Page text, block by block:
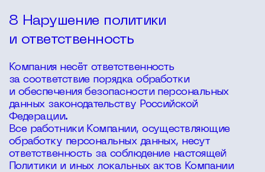
8 Нарушение политики
и ответственность
Компания несёт ответственность
за соответствие порядка обработки
и обеспечения безопасности персональных
данных законодательству Российской
Федерации.
Все работники Компании, осуществляющие
обработку персональных данных, несут
ответственность за соблюдение настоящей
Политики и иных локальных актов Компании